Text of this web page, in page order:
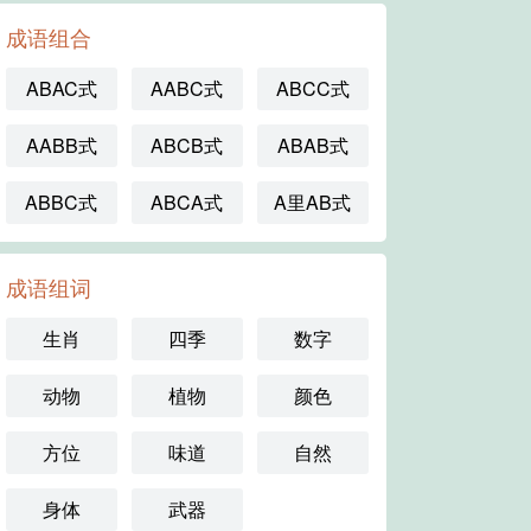
成语组合
ABAC式 AABC式 ABCC式
AABB式 ABCB式 ABAB式
ABBC式 ABCA式 A里AB式
成语组词
生肖 四季 数字
动物 植物 颜色
方位 味道 自然
身体 武器